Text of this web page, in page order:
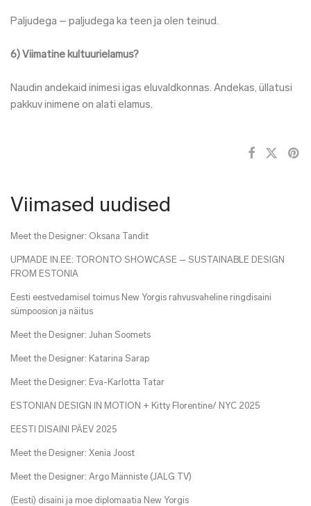
Paljudega – paljudega ka teen ja olen teinud.
6) Viimatine kultuurielamus?
Naudin andekaid inimesi igas eluvaldkonnas. Andekas, üllatusi
pakkuv inimene on alati elamus.
Viimased uudised
Meet the Designer: Oksana Tandit
UPMADE IN.EE: TORONTO SHOWCASE – SUSTAINABLE DESIGN
FROM ESTONIA
Eesti eestvedamisel toimus New Yorgis rahvusvaheline ringdisaini
sümpoosion ja näitus
Meet the Designer: Juhan Soomets
Meet the Designer: Katarina Sarap
Meet the Designer: Eva-Karlotta Tatar
ESTONIAN DESIGN IN MOTION + Kitty Florentine/ NYC 2025
EESTI DISAINI PÄEV 2025
Meet the Designer: Xenia Joost
Meet the Designer: Argo Männiste (JALG TV)
(Eesti) disaini ja moe diplomaatia New Yorgis